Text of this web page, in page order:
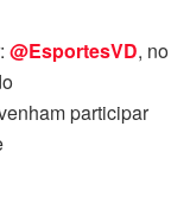
@EsportesVD, no
participar